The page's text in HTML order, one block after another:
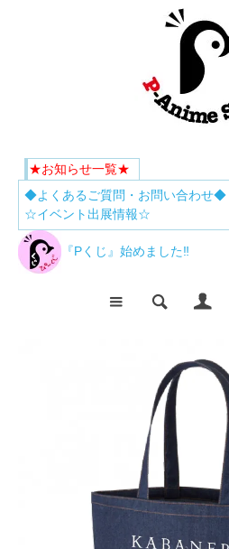
★お知らせ一覧★
◆よくあるご質問・お問い合わせ◆
☆イベント出展情報☆
『Pくじ』始めました‼